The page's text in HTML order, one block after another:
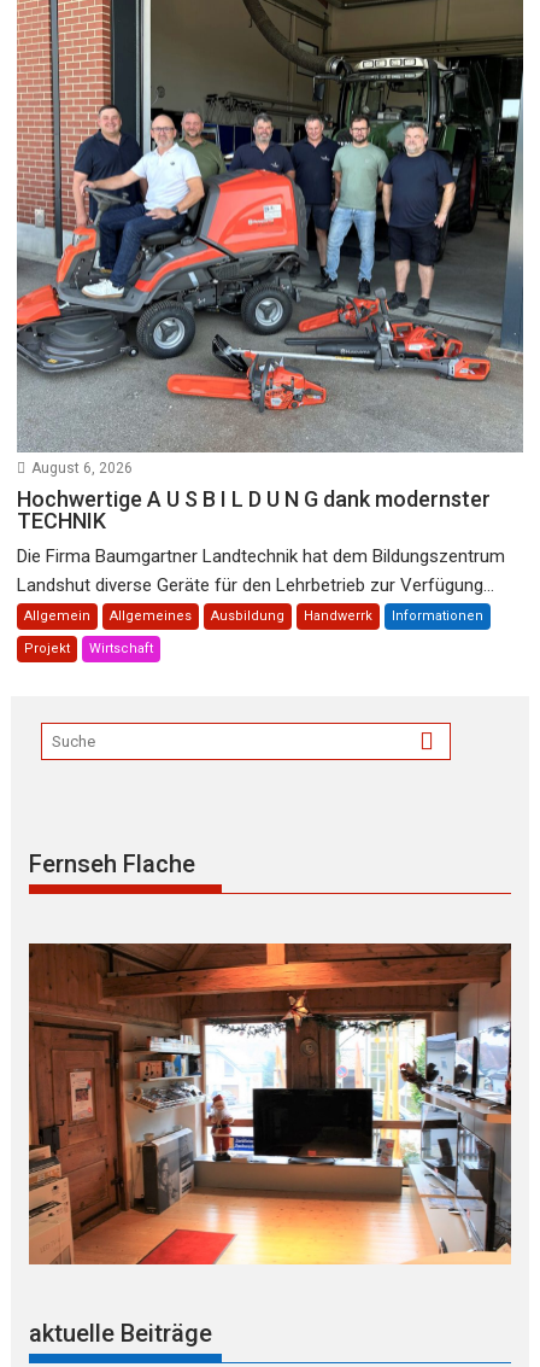
August 6, 2026
Hochwertige A U S B I L D U N G dank modernster
TECHNIK
Die Firma Baumgartner Landtechnik hat dem Bildungszentrum
Landshut diverse Geräte für den Lehrbetrieb zur Verfügung...
Allgemein Allgemeines Ausbildung Handwerrk Informationen
Projekt Wirtschaft
Fernseh Flache
aktuelle Beiträge